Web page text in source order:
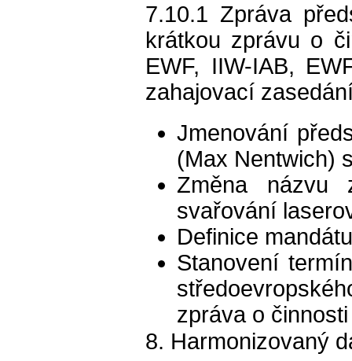
7.10.1 Zpráva
krátkou zprávu o
EWF, IIW-IAB,
zahajovací
Jmenování
(Max Nentwich)
Změna názvu
svařování
Definice mandátu
Stanovení
zpráva o
8. Harmonizovaný